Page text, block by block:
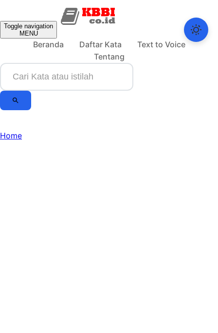
Toggle navigation
MENU
Beranda Daftar Kata
Text to Voice
Tentang
Home